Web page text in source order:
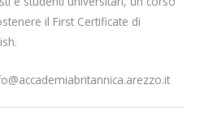
il First Certificate di